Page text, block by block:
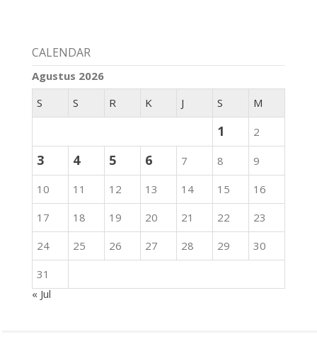
CALENDAR
Agustus 2026
S
S R K J S M
1 2
3 4 5 6 7 8
9
10
11 12 13 14 15
16
17
18 19 20 21 22
23
24
25 26 27 28 29
30
31
« Jul